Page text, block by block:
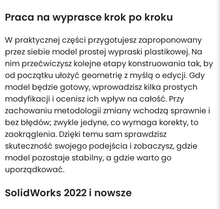
Praca na wyprasce krok po kroku
W praktycznej części przygotujesz zaproponowany
przez siebie model prostej wypraski plastikowej. Na
nim przećwiczysz kolejne etapy konstruowania tak, by
od początku ułożyć geometrię z myślą o edycji. Gdy
model będzie gotowy, wprowadzisz kilka prostych
modyfikacji i ocenisz ich wpływ na całość. Przy
zachowaniu metodologii zmiany wchodzą sprawnie i
bez błędów; zwykle jedyne, co wymaga korekty, to
zaokrąglenia. Dzięki temu sam sprawdzisz
skuteczność swojego podejścia i zobaczysz, gdzie
model pozostaje stabilny, a gdzie warto go
uporządkować.
SolidWorks 2022 i nowsze